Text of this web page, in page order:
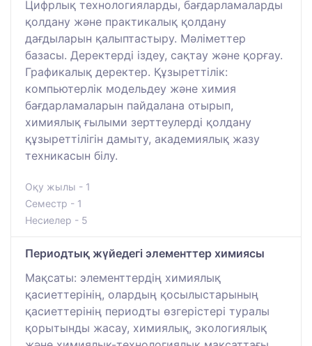
Цифрлық технологияларды, бағдарламаларды
қолдану және практикалық қолдану
дағдыларын қалыптастыру. Мәліметтер
базасы. Деректерді іздеу, сақтау және қорғау.
Графикалық деректер. Құзыреттілік:
компьютерлік модельдеу және химия
бағдарламаларын пайдалана отырып,
химиялық ғылыми зерттеулерді қолдану
құзыреттілігін дамыту, академиялық жазу
техникасын білу.
Оқу жылы - 1
Семестр - 1
Несиелер - 5
Периодтық жүйедегі элементтер химиясы
Мақсаты: элементтердің химиялық
қасиеттерінің, олардың қосылыстарының
қасиеттерінің периодты өзгерістері туралы
қорытынды жасау, химиялық, экологиялық